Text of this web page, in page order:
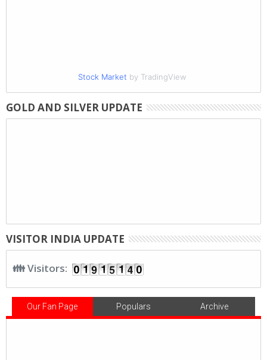
Stock Market by TradingView
GOLD AND SILVER UPDATE
VISITOR INDIA UPDATE
👪 Visitors:
Our Fan Page Populars Archive